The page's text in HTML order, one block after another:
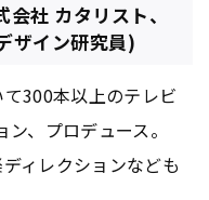
社 カタリスト、
ザイン研究員)
300本以上のテレビ
、プロデュース。
ィレクションなども